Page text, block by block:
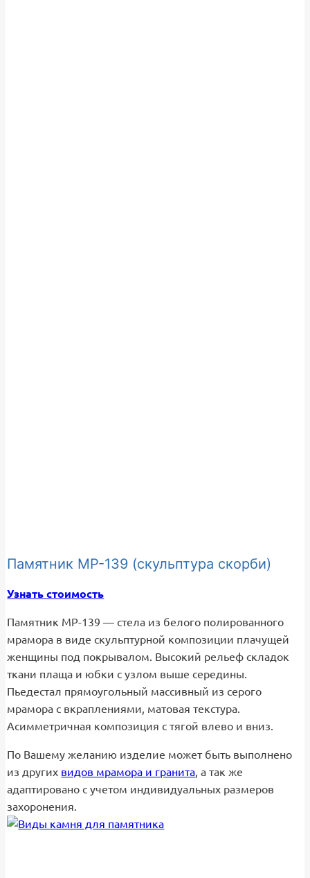
Памятник МР-139 (скульптура скорби)
Узнать стоимость
Памятник МР-139 — стела из белого полированного
мрамора в виде скульптурной композиции плачущей
женщины под покрывалом. Высокий рельеф складок
ткани плаща и юбки с узлом выше середины.
Пьедестал прямоугольный массивный из серого
мрамора с вкраплениями, матовая текстура.
Асимметричная композиция с тягой влево и вниз.
По Вашему желанию изделие может быть выполнено
из других видов мрамора и гранита, а так же
адаптировано с учетом индивидуальных размеров
захоронения.